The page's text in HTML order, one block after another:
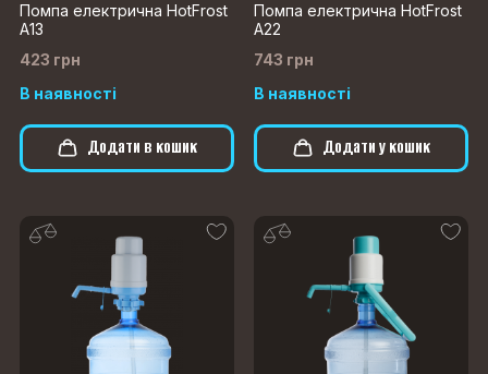
Помпа електрична HotFrost
A13
Помпа електрична HotFrost
A22
423 грн
743 грн
В наявності
Додати в кошик
В наявності
Додати у кошик